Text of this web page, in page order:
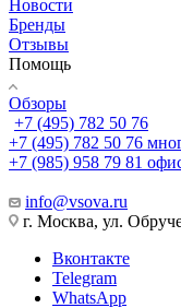
Новости
Бренды
Отзывы
Помощь
Обзоры
+7 (495) 782 50 76
+7 (495) 782 50 76
+7 (985) 958 79 81
info@vsova.ru
г. Москва, ул.
Вконтакте
Telegram
WhatsApp